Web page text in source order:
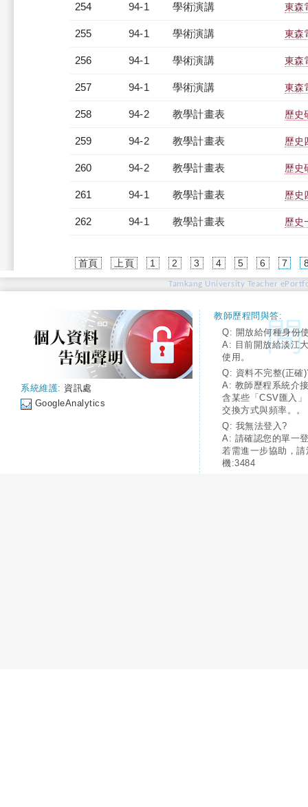
254 94-1 學術演講 東森
255 94-1 學術演講 東森
256 94-1 學術演講 東森
257 94-1 學術演講 東森
258 94-2 教學計畫表 歷史
259 94-2 教學計畫表 歷史
260 94-2 教學計畫表 歷史
261 94-1 教學計畫表 歷史
262 94-1 教學計畫表 歷史
首頁 上頁 1 2 3 4 5 6 7
Tamkang University Teacher
系統維護: 資訊處
GoogleAnalytics
教師歷程問與答:
Q: 開放給何種身份
A: 目前開放給淡江
使用。
Q: 資料不完整(正確
A: 教師歷程系統介
含某些「CSV匯入
交換方式與頻率。。
Q: 我無法登入?
A: 請確認您的單一
若需進一步協助，
機:3484